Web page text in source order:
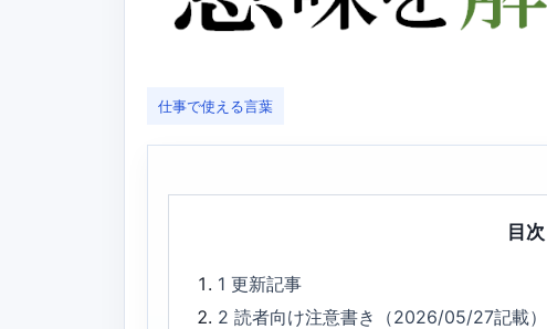
仕事で使える言葉
目次
1更新記事
2読者向け注意書き（2026/05/27記載）